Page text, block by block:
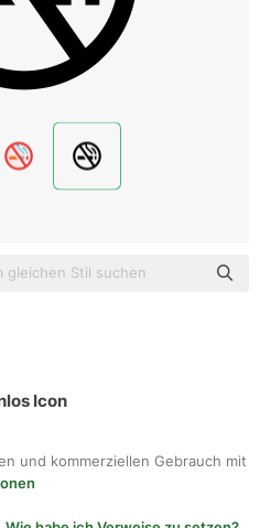
Icon
und kommerziellen Gebrauch mit